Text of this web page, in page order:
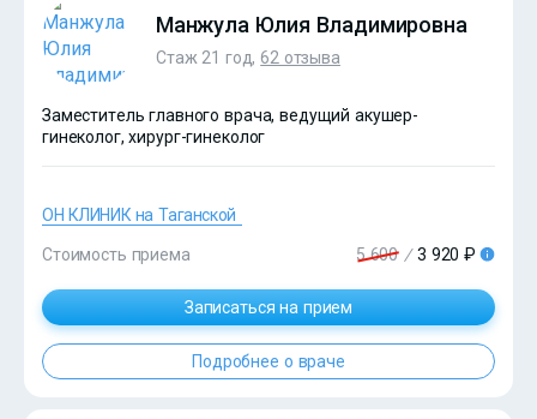
Манжула Юлия Владимировна
Стаж 21 год,62 отзыва
Заместитель главного врача, ведущий акушер-
гинеколог, хирург-гинеколог
ОН КЛИНИК на Таганской
Стоимость приема 5 600 / 3 920 ₽
Записаться на прием
Подробнее о враче